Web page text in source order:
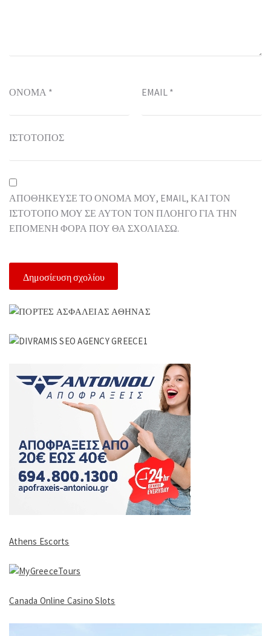
ΌΝΟΜΑ * EMAIL *
ΙΣΤΌΤΟΠΟΣ
ΑΠΟΘΉΚΕΥΣΕ ΤΟ ΌΝΟΜΆ ΜΟΥ, EMAIL, ΚΑΙ ΤΟΝ
ΙΣΤΌΤΟΠΟ ΜΟΥ ΣΕ ΑΥΤΌΝ ΤΟΝ ΠΛΟΗΓΌ ΓΙΑ ΤΗΝ
ΕΠΌΜΕΝΗ ΦΟΡΆ ΠΟΥ ΘΑ ΣΧΟΛΙΆΣΩ.
Athens Escorts
Canada Online Casino Slots